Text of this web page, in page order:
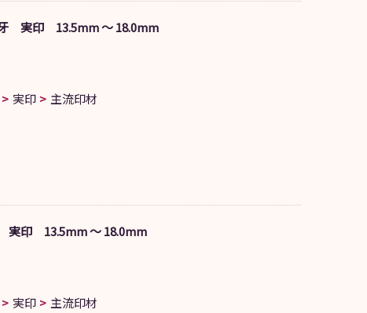
実印 13.5mm ～ 18.0mm
実印 主流印材
実印 13.5mm ～ 18.0mm
実印 主流印材